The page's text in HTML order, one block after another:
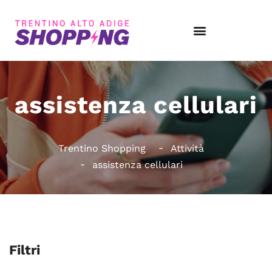
assistenza cellulari
Trentino Shopping
Attività
assistenza cellulari
Filtri